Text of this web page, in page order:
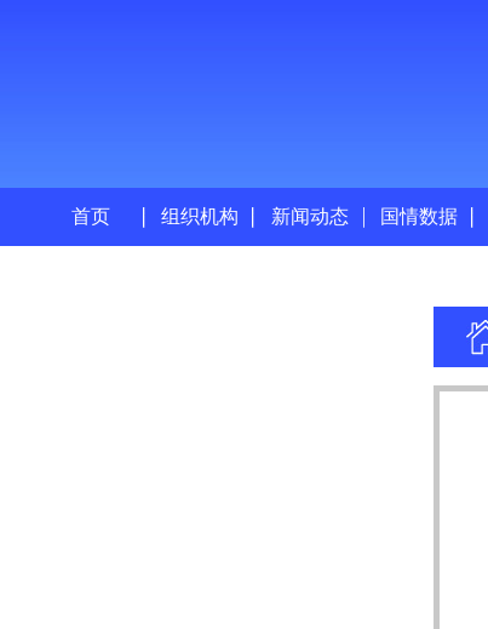
首页 组织机构 新闻动态 国情数据